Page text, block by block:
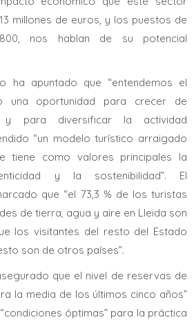
millones de euros, y los puestos de
nos hablan de su potencial
ha apuntado que “entendemos el
una oportunidad para crecer de
y para diversificar la actividad
“un modelo turístico arraigado
tiene como valores principales la
y la sostenibilidad”. El
que “el 73,3 % de los turistas
de tierra, agua y aire en Lleida son
los visitantes del resto del Estado
son de otros países”.
que el nivel de reservas de
la media de los últimos cinco años”
óptimas” para la práctica